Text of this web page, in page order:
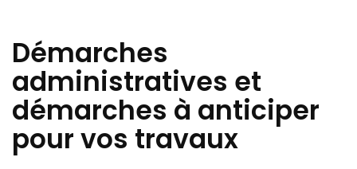
Démarches
administratives et
démarches à anticiper
pour vos travaux